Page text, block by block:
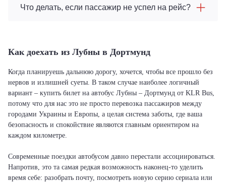
Что делать, если пассажир не успел на рейс?
Как доехать из Лубны в Дортмунд
Когда планируешь дальнюю дорогу, хочется, чтобы все прошло без
нервов и излишней суеты. В таком случае наиболее логичный
вариант – купить билет на автобус Лубны – Дортмунд от KLR Bus,
потому что для нас это не просто перевозка пассажиров между
городами Украины и Европы, а целая система заботы, где ваша
безопасность и спокойствие являются главным ориентиром на
каждом километре.
Современные поездки автобусом давно перестали ассоциироваться.
Напротив, это та самая редкая возможность наконец-то уделить
время себе: разобрать почту, посмотреть новую серию сериала или